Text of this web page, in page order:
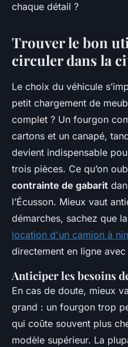
chaque détail ?
Trouver le bon
circuler dans la
Le choix du véhicule
petit chargement de
complet ? Un fourgon
cartons et un canapé,
devient indispensable
trois pièces. Ce qu’on
contrainte de gabarit
l’Écusson. Mieux vaut
démarches, sachez que
location d'un camion à
directement en ligne
Anticiper les besoins
En cas de doute, mieux
grand : un fourgon trop
qui coûte souvent plus
modèle supérieur. La